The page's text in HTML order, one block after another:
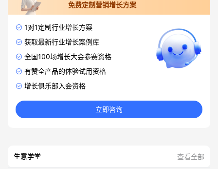
免费定制营销增长方案
1对1定制行业增长方案
获取最新行业增长案例库
全国100场增长大会参赛资格
有赞全产品的体验试用资格
增长俱乐部入会资格
立即咨询
生意学堂 查看全部